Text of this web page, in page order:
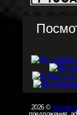
2026 ©